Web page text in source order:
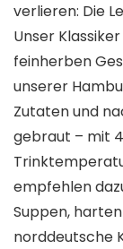
verlieren: Die
Unser
feinherben
unserer
Zutaten und
gebraut – mit
empfehlen
Suppen,
norddeutsche